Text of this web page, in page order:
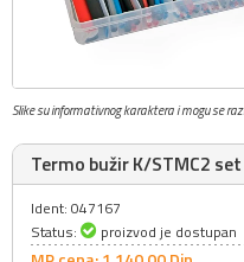
Slike su informativnog karaktera i mogu se
Termo bužir K/STMC2
Ident: 047167
Status:
proizvod je dostupan